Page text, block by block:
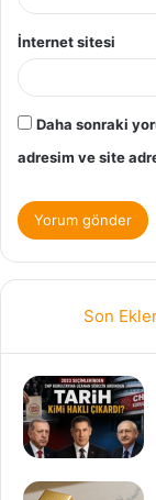
İnternet sitesi
Daha sonraki
adresim ve site
Son